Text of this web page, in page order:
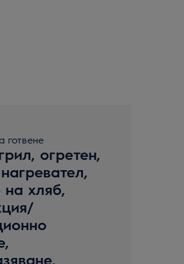
готвене
огретен,
на хляб,